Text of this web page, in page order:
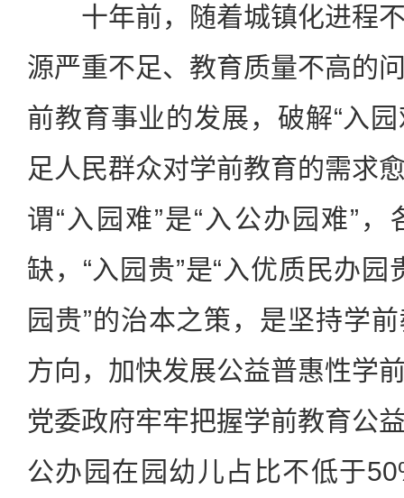
十年前，随着城镇化进程不
源严重不足、教育质量不高的
前教育事业的发展，破解“入园
足人民群众对学前教育的需求
谓“入园难”是“入公办园难”
缺，“入园贵”是“入优质民办园
园贵”的治本之策，是坚持学
方向，加快发展公益普惠性学
党委政府牢牢把握学前教育公
公办园在园幼儿占比不低于